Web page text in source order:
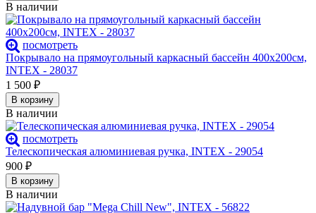
В наличии
посмотреть
Покрывало на прямоугольный каркасный бассейн 400х200см,
INTEX - 28037
1 500 ₽
В корзину
В наличии
посмотреть
Телескопическая алюминиевая ручка, INTEX - 29054
900 ₽
В корзину
В наличии